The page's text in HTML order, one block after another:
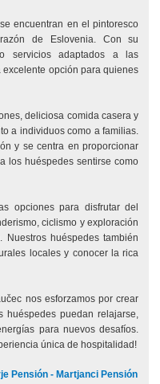
encuentran en el pintoresco
de Eslovenia. Con su
servicios adaptados a las
opción para quienes
deliciosa comida casera y
a individuos como a familias.
y se centra en proporcionar
los huéspedes sentirse como
opciones para disfrutar del
ciclismo y exploración
huéspedes también
locales y conocer la rica
nos esforzamos por crear
huéspedes puedan relajarse,
para nuevos desafíos.
única de hospitalidad!
Pensión - Martjanci Pensión